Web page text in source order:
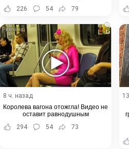
226
54 79
i
8 ч. назад
Королева вагона отожгла! Видео не
оставит равнодушным
294
54 73